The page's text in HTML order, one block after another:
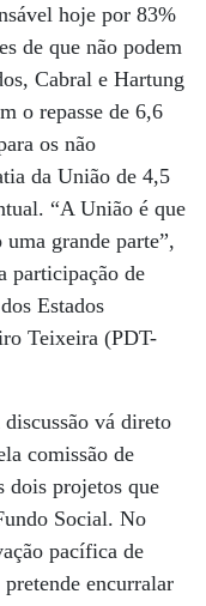
hoje por 83%
de que não podem
Cabral e Hartung
o repasse de 6,6
os não
da União de 4,5
“A União é que
grande parte”,
participação de
Estados
Teixeira (PDT-
vá direto
comissão de
dois projetos que
Social. No
pacífica de
encurralar